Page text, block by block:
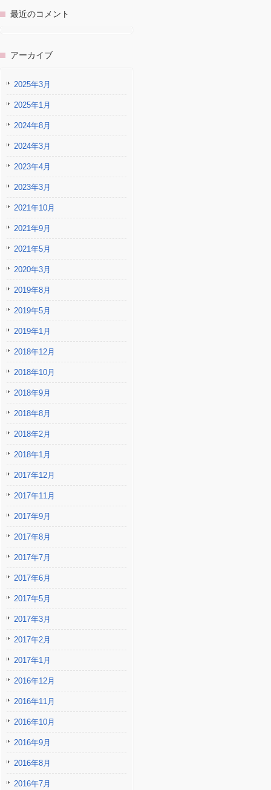
最近のコメント
アーカイブ
2025年3月
2025年1月
2024年8月
2024年3月
2023年4月
2023年3月
2021年10月
2021年9月
2021年5月
2020年3月
2019年8月
2019年5月
2019年1月
2018年12月
2018年10月
2018年9月
2018年8月
2018年2月
2018年1月
2017年12月
2017年11月
2017年9月
2017年8月
2017年7月
2017年6月
2017年5月
2017年3月
2017年2月
2017年1月
2016年12月
2016年11月
2016年10月
2016年9月
2016年8月
2016年7月